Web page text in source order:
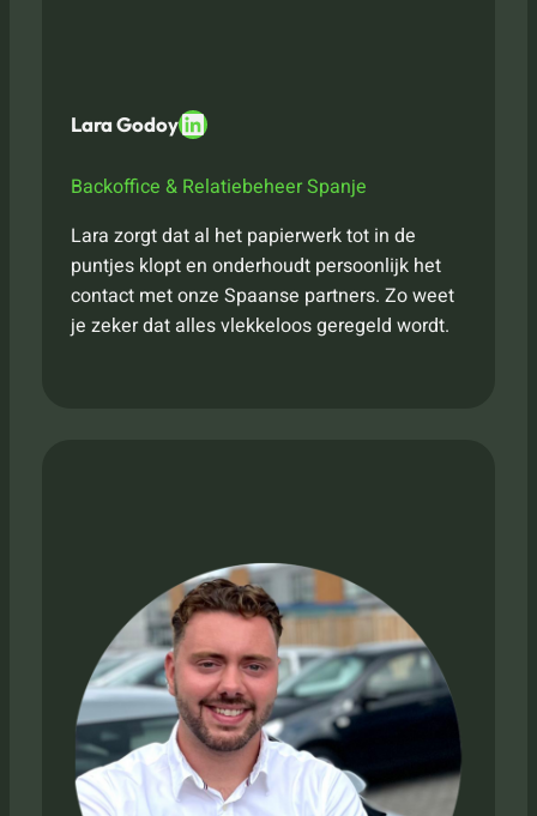
Lara GodoyLinkedIn
Backoffice & Relatiebeheer Spanje
Lara zorgt dat al het papierwerk tot in de
puntjes klopt en onderhoudt persoonlijk het
contact met onze Spaanse partners. Zo weet
je zeker dat alles vlekkeloos geregeld wordt.